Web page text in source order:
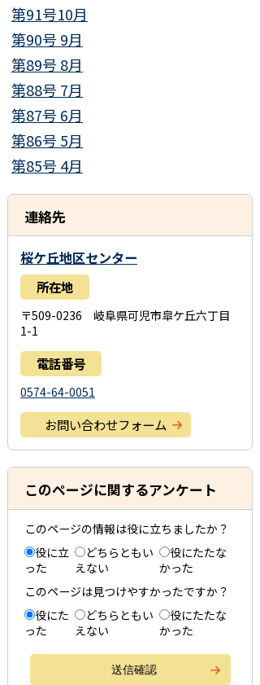
第91号10月
第90号 9月
第89号 8月
第88号 7月
第87号 6月
第86号 5月
第85号 4月
連絡先
桜ケ丘地区センター
所在地
〒509-0236 岐阜県可児市皐ケ丘六丁目
1-1
電話番号
0574-64-0051
お問い合わせフォーム
このページに関するアンケート
このページの情報は役に立ちましたか？
役に立
った
どちらともい
えない
役にたたな
かった
このページは見つけやすかったですか？
役にた
った
どちらともい
えない
役にたたな
かった